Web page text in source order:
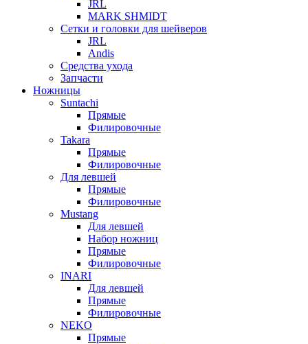
JRL
MARK SHMIDT
Сетки и головки для шейверов
JRL
Andis
Средства ухода
Запчасти
Ножницы
Suntachi
Прямые
Филировочные
Takara
Прямые
Филировочные
Для левшей
Прямые
Филировочные
Mustang
Для левшей
Набор ножниц
Прямые
Филировочные
INARI
Для левшей
Прямые
Филировочные
NEKO
Прямые